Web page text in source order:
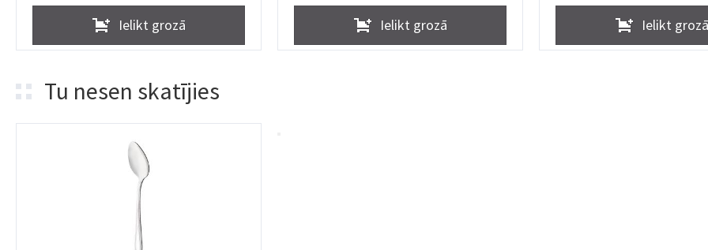
Ielikt grozā Ielikt grozā Ielikt grozā
Tu nesen skatījies